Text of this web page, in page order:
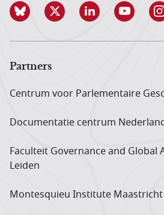
Partners
Centrum voor Parlementaire
Documentatie centrum
Faculteit Governance and Global
Leiden
Montesquieu Institute